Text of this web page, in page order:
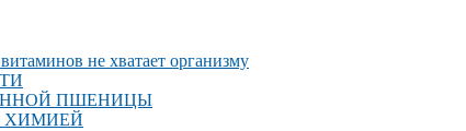
не хватает организму
ПШЕНИЦЫ
ХИМИЕЙ